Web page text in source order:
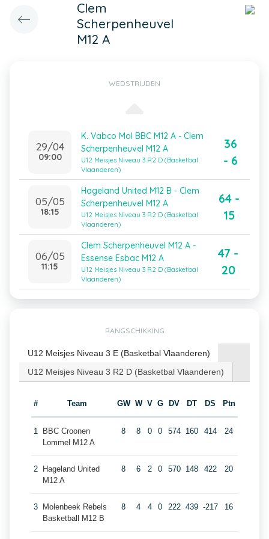
Clem
Scherpenheuvel
M12 A
WEDSTRIJDEN
29/04
09:00
K. Vabco Mol BBC M12 A - Clem
Scherpenheuvel M12 A
U12 Meisjes Niveau 3 R2 D (Basketbal
Vlaanderen)
36
- 6
05/05
18:15
Hageland United M12 B - Clem
Scherpenheuvel M12 A
U12 Meisjes Niveau 3 R2 D (Basketbal
Vlaanderen)
64 -
15
06/05
11:15
Clem Scherpenheuvel M12 A -
Essense Esbac M12 A
U12 Meisjes Niveau 3 R2 D (Basketbal
Vlaanderen)
47 -
20
RANGSCHIKKING
U12 Meisjes Niveau 3 E (Basketbal Vlaanderen)
U12 Meisjes Niveau 3 R2 D (Basketbal Vlaanderen)
# Team GW W V G DV DT DS Ptn
1
BBC Croonen
Lommel M12 A
8 8 0 0 574 160 414 24
2
Hageland United
M12 A
8 6 2 0 570 148 422 20
3
Molenbeek Rebels
Basketball M12 B
8 4 4 0 222 439 -217 16